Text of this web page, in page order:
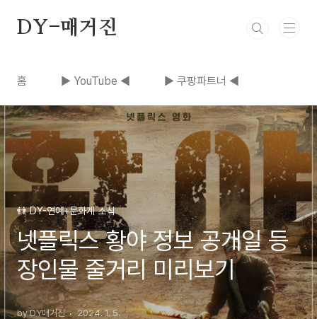
DY-매거진
홈 ▶ YouTube ◀ ▶ 쿠팡파트너 ◀
👬 DY-연예+문화계 소식
넷플릭스 황야 정보 공개일 등
장인물 줄거리 미리보기
by DY매거진 2024. 1. 5.